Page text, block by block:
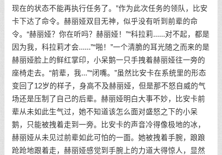
现在的状态不能再执行任务了。”作为此次任务的领队，比安
卡下达了命令。赫丽娅双目无神，似乎没有听到前辈的命
令。“赫丽娅？你在听吗？赫丽娅！”“科拉莉......对不起，都是
因为我，科拉莉才会......”“啪！”一个清脆的耳光随之而来的是
赫丽娅脸上的鲜红掌印，小呆鹅一只手拽着赫丽娅往一旁的
座椅走去。“前辈，我...”“闭嘴。”虽然比安卡在系统里的形态
变回了12岁的样子，身高不及赫丽娅，但是那不怒自威的气
场还是压制了自己的后辈。赫丽娅明白大事不妙，比安卡前
辈从未如此生气过，她不知道该怎么面对盛怒之下的小呆
鹅，只能被拽着走到一旁。比安卡的声音冷得像极地的冰，
赫丽娅从未见过前辈如此可怕的一面。她被拽着手腕，踉踉
跄跄地跟着走，赫丽娅感觉到手腕上的力道大得惊人，显然